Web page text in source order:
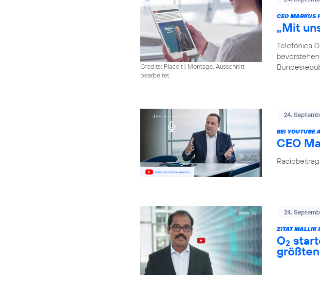
Credits: Placeit | Montage, Ausschnitt
bearbeitet
CEO MARKUS
„Mit
Telefónica
24.
BEI YOUTUBE
CEO
24.
ZITAT MALLIK
O2